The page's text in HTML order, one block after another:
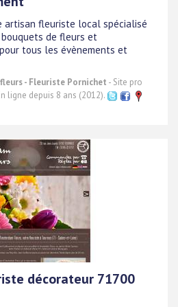
artisan fleuriste local spécialisé
de fleurs et
tous les évènements et
- Fleuriste Pornichet - Site pro
ligne depuis 8 ans (2012).
décorateur 71700